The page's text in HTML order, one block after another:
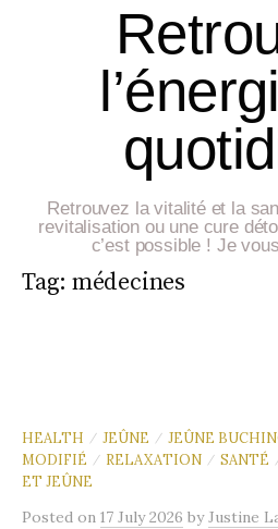
Retrouvez la vitalité et la
revitalisation ou une cure
c’est possible ! Je
Tag: médecines
HEALTH / JEÛNE / JEÛNE
MODIFIÉ
/ RELAXATION / SANTÉ
ET JEÛNE
Posted on 17 July 2026 byJustine